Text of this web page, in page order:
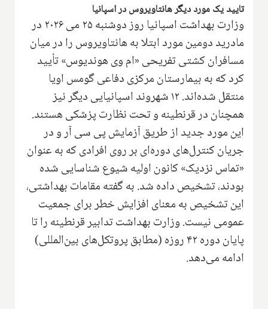
تایید یک مورد دیگر هانتاویروس در اسپانیا
وزارت بهداشت اسپانیا روز دوشنبه ۲۵ می ۲۰۲۶ در
مادرید دومین مورد ابتلا به هانتاویروس را در میان
مسافران کشتی تفریحی «ام وی هوندیوس» تأیید
کرد که به بیمارستان مرکزی دفاعی گومس اویا
منتقل شده‌اند. ۱۲ شهروند اسپانیایی دیگر نیز
همچنان در قرنطینه و تحت نظارت پزشکی هستند.
این مورد جدید از طریق آزمایش پی سی آر و در
جریان کنترل‌های دوره‌ای بر روی افرادی که به عنوان
«تماس نزدیک» کانون اولیه شیوع شناسایی شده
بودند، تشخیص داده شد. به گفته مقامات بهداشتی،
این تشخیص به معنای افزایش خطر برای جمعیت
عمومی نیست. وزارت بهداشت تدابیر قرنطینه را تا
پایان دوره ۴۲ روزه (مطابق پروتکل‌های بین‌المللی)
ادامه می‌دهد.